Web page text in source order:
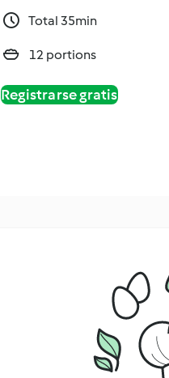
Total 35min
12 portions
Registrarse gratis